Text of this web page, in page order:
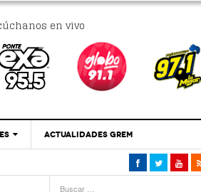
en vivo
‘Se Vale Soñar Con Una
ACTUALIDADES GREM